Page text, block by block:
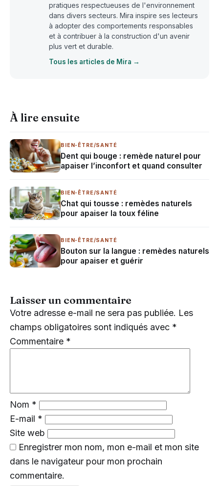
pratiques respectueuses de l'environnement
dans divers secteurs. Mira inspire ses lecteurs
à adopter des comportements responsables
et à contribuer à la construction d'un avenir
plus vert et durable.
Tous les articles de Mira →
À lire ensuite
BIEN-ÊTRE/SANTÉ
Dent qui bouge : remède naturel pour
apaiser l’inconfort et quand consulter
BIEN-ÊTRE/SANTÉ
Chat qui tousse : remèdes naturels
pour apaiser la toux féline
BIEN-ÊTRE/SANTÉ
Bouton sur la langue : remèdes naturels
pour apaiser et guérir
Laisser un commentaire
Votre adresse e-mail ne sera pas publiée. Les
champs obligatoires sont indiqués avec *
Commentaire *
Nom *
E-mail *
Site web
Enregistrer mon nom, mon e-mail et mon site
dans le navigateur pour mon prochain
commentaire.